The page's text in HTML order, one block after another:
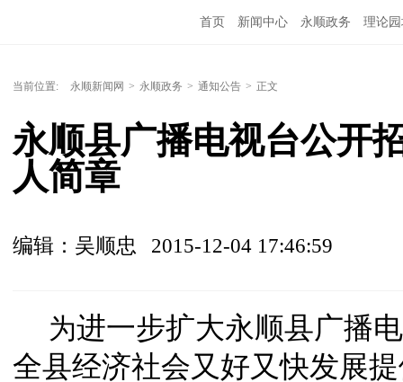
首页 新闻中心 永顺政务 理论
当前位置: 永顺新闻网 > 永顺政务 > 通知公告 > 正文
永顺县广播电视台公开
人简章
编辑：吴顺忠 2015-12-04 17:46:59
为进一步扩大永顺县广播
全县经济社会又好又快发展